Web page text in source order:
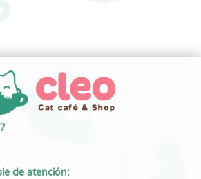
de atención: